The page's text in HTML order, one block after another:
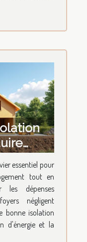
essentiel pour
tout en
les dépenses
négligent
bonne isolation
d'énergie et la